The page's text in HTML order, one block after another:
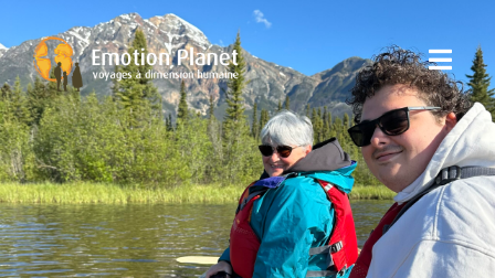
au
contenu
Nos Voyages
Emotion Planet